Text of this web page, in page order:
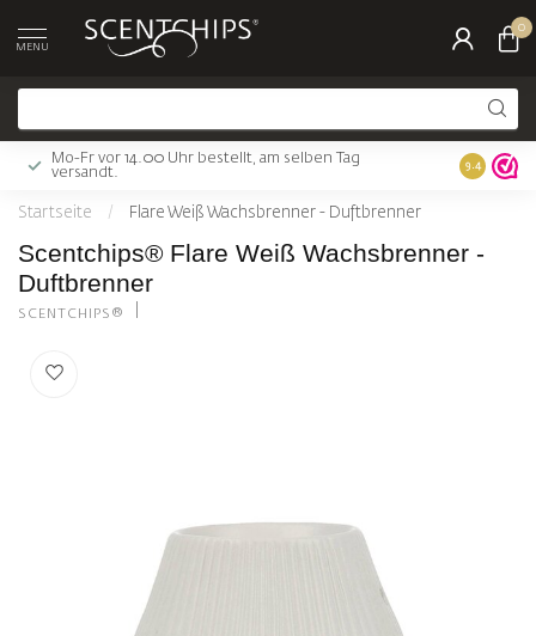
MENU
0
Mo-Fr vor 14.00 Uhr bestellt, am selben Tag
versandt.
Gratis
9.4
Startseite / Flare Weiß Wachsbrenner - Duftbrenner
Scentchips® Flare Weiß Wachsbrenner -
Duftbrenner
SCENTCHIPS®